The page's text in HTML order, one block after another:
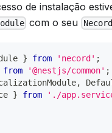
de instalação
com o seu
} from 'necord' ;
from '@nestjs/common' ;
,
} from './